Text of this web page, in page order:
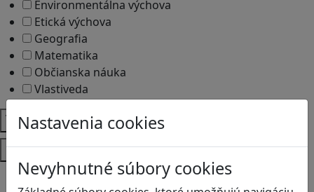
Nastavenia cookies
Nevyhnutné súbory cookies
Environmentálna výchova
Etická výchova
Geografia
Matematika
Občianska náuka
Vlastiveda
Témy
Platformy
Android